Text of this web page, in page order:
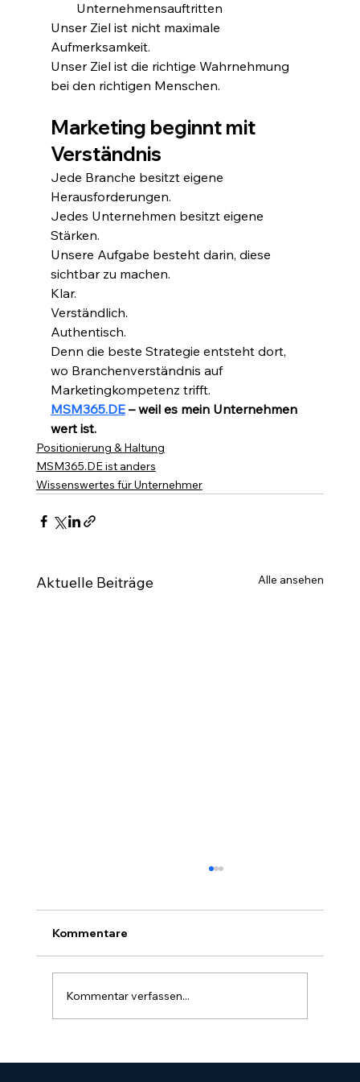
Unternehmensauftritten
Unser Ziel ist nicht maximale
Aufmerksamkeit.
Unser Ziel ist die richtige Wahrnehmung
bei den richtigen Menschen.
Marketing beginnt mit
Verständnis
Jede Branche besitzt eigene
Herausforderungen.
Jedes Unternehmen besitzt eigene
Stärken.
Unsere Aufgabe besteht darin, diese
sichtbar zu machen.
Klar.
Verständlich.
Authentisch.
Denn die beste Strategie entsteht dort,
wo Branchenverständnis auf
Marketingkompetenz trifft.
MSM365.DE – weil es mein Unternehmen
wert ist.
Positionierung & Haltung
MSM365.DE ist anders
Wissenswertes für Unternehmer
Aktuelle Beiträge Alle ansehen
Kommentare
Kommentar verfassen...